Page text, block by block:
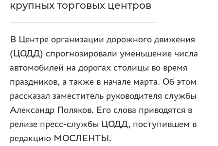
крупных торговых центров
В Центре организации дорожного движения
(ЦОДД) спрогнозировали уменьшение числа
автомобилей на дорогах столицы во время
праздников, а также в начале марта. Об этом
рассказал заместитель руководителя службы
Александр Поляков. Его слова приводятся в
релизе пресс-службы ЦОДД, поступившем в
редакцию МОСЛЕНТЫ.